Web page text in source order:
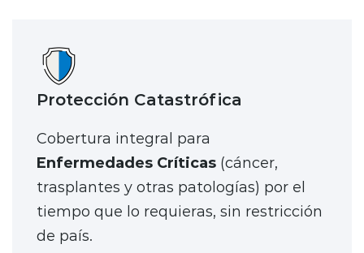
Protección Catastrófica
Cobertura integral para
Enfermedades Críticas (cáncer,
trasplantes y otras patologías) por el
tiempo que lo requieras, sin restricción
de país.